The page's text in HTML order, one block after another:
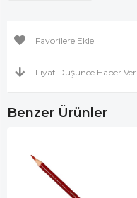
Favorilere Ekle
Fiyat Düşünce Haber Ver
Benzer Ürünler